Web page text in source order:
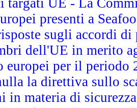
presenti a
sugli accordi
dell'UE in merito
europei per il periodo
la direttiva sullo
in materia di